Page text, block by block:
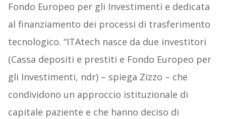
Fondo Europeo per gli Investimenti e dedicata
al finanziamento dei processi di trasferimento
tecnologico. “ITAtech nasce da due investitori
(Cassa depositi e prestiti e Fondo Europeo per
gli Investimenti, ndr) – spiega Zizzo – che
condividono un approccio istituzionale di
capitale paziente e che hanno deciso di